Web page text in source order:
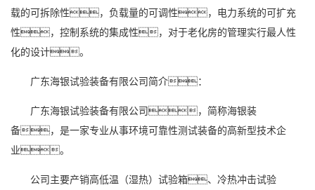
载的可拆除性，负载量的可调性， 电力系统的可扩充
性，控制系统的集成性，对于老化房的管理实行最人性
化的设计。
广东海银试验装备有限公司简介：
广东海银试验装备有限公司，简称海银装
备，是一家专业从事环境可靠性测试装备的高新型技术企
业。
公司主要产销高低温（湿热）试验箱、冷热冲击试验